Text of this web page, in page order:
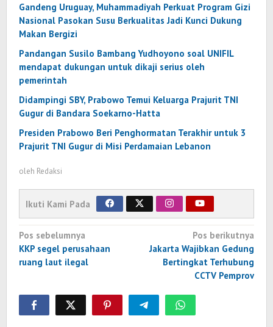
Gandeng Uruguay, Muhammadiyah Perkuat Program Gizi
Nasional Pasokan Susu Berkualitas Jadi Kunci Dukung
Makan Bergizi
Pandangan Susilo Bambang Yudhoyono soal UNIFIL
mendapat dukungan untuk dikaji serius oleh
pemerintah
Didampingi SBY, Prabowo Temui Keluarga Prajurit TNI
Gugur di Bandara Soekarno-Hatta
Presiden Prabowo Beri Penghormatan Terakhir untuk 3
Prajurit TNI Gugur di Misi Perdamaian Lebanon
oleh Redaksi
Ikuti Kami Pada
Navigasi
pos
Pos sebelumnya
KKP segel perusahaan
ruang laut ilegal
Pos berikutnya
Jakarta Wajibkan Gedung
Bertingkat Terhubung
CCTV Pemprov